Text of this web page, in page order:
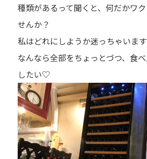
種類があるって聞くと、何だかワ
せんか？
私はどれにしようか迷っちゃいま
なんなら全部をちょっとづつ、食
したい♡